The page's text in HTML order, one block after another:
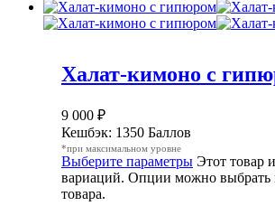
Халат-кимоно с
9 000 ₽
Кешбэк: 1350 Баллов
*при максимальном уровне
Выберите параметры Этот товар
вариаций. Опции можно выбрать
товара.